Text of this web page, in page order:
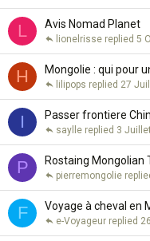
L Avis Nomad Planet
5
lionelrisse
H Mongolie : qui pour
27
lilipops
I Passer frontiere
3
saylle
P Rostaing Mongolian
pierremongolie
F Voyage à cheval en
e-Voyageur